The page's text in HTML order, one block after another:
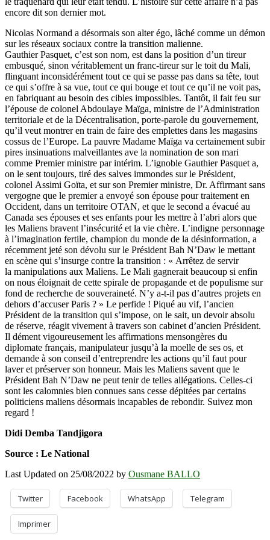
encore dit son dernier mot.
Nicolas Normand a désormais son alter égo, lâché comme un démon
sur les réseaux sociaux contre la transition malienne.
Gauthier Pasquet, c’est son nom, est dans la position d’un tireur
embusqué, sinon véritablement un franc-tireur sur le toit du Mali,
flinguant inconsidérément tout ce qui se passe pas dans sa tête, tout
ce qui s’offre à sa vue, tout ce qui bouge et tout ce qu’il ne voit pas,
en fabriquant au besoin des cibles impossibles. Tantôt, il fait feu sur
l’épouse de colonel Abdoulaye Maïga, ministre de l’Administration
territoriale et de la Décentralisation, porte-parole du gouvernement,
qu’il veut montrer en train de faire des emplettes dans les magasins
cossus de l’Europe. La pauvre Madame Maïga va certainement subir
pires insinuations malveillantes ave la nomination de son mari
comme Premier ministre par intérim. L’ignoble Gauthier Pasquet a,
on le sent toujours, tiré des salves immondes sur le Président,
colonel Assimi Goïta, et sur son Premier ministre, Dr. Affirmant sans
vergogne que le premier a envoyé son épouse pour traitement en
Occident, dans un territoire OTAN, et que le second a évacué au
Canada ses épouses et ses enfants pour les mettre à l’abri alors que
les Maliens bravent l’insécurité et la vie chère. L’indigne personnage
à l’imagination fertile, champion du monde de la désinformation, a
récemment jeté son dévolu sur le Président Bah N’Daw le mettant
en scène qui s’insurge contre la transition : « Arrêtez de servir
la manipulations aux Maliens. Le Mali gagnerait beaucoup si enfin
on nous éloignait de cette spirale de propagande et de populisme sur
fond de recherche de souveraineté. N’y a-t-il pas d’autres projets en
dehors d’accuser Paris ? » Le perfide ! Piqué au vif, l’ancien
Président de la transition qui s’impose, on le sait, un devoir absolu
de réserve, réagit vivement à travers son cabinet d’ancien Président.
Il dément vigoureusement les affirmations mensongères du
diplomate français, manipulateur jusqu’à la moelle de ses os, et
demande à son conseil d’entreprendre les actions qu’il faut pour
laver et préserver son honneur. Mais les Maliens savent que le
Président Bah N’Daw ne peut tenir de telles allégations. Celles-ci
sont les calomnies bien connues sans cesse dépitées par certains
politiciens maliens désormais incapables de rebondir. Suivez mon
regard !
Didi Demba Tandjigora
Source : Le National
Last Updated on 25/08/2022 by Ousmane BALLO
Twitter Facebook WhatsApp Telegram
Imprimer